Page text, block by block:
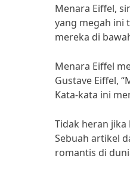
Menara Eiffel,
yang megah ini
mereka di
Menara Eiffel
Gustave Eiffel,
Kata-kata ini
Tidak heran
Sebuah artikel
romantis di